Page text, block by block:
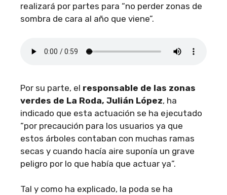
realizará por partes para “no perder zonas de
sombra de cara al año que viene”.
Por su parte, el responsable de las zonas
verdes de La Roda, Julián López, ha
indicado que esta actuación se ha ejecutado
“por precaución para los usuarios ya que
estos árboles contaban con muchas ramas
secas y cuando hacía aire suponía un grave
peligro por lo que había que actuar ya”.
Tal y como ha explicado, la poda se ha